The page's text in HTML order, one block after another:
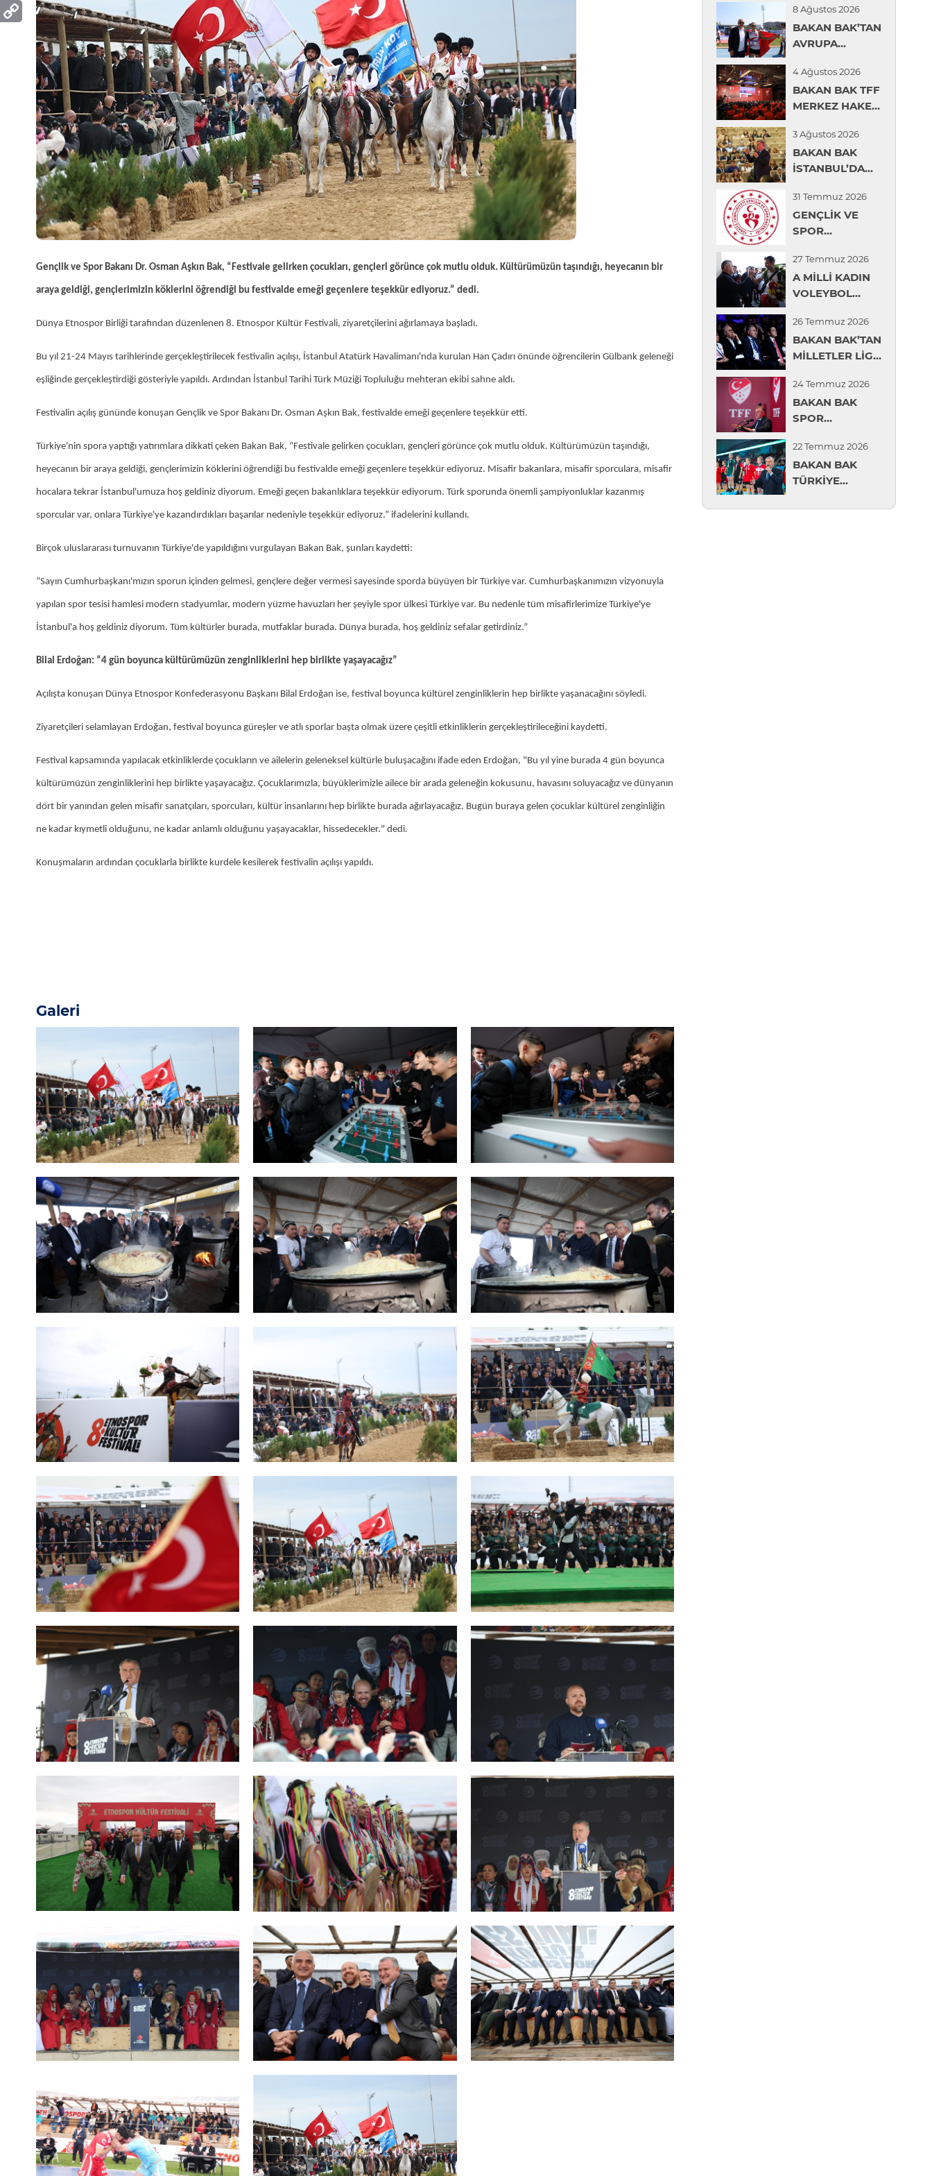
Gençlik ve Spor Bakanı Dr. Osman Aşkın Bak, “Festivale gelirken çocukları, gençleri görünce çok mutlu olduk. Kültürümüzün taşındığı, heyecanın bir
araya geldiği, gençlerimizin köklerini öğrendiği bu festivalde emeği geçenlere teşekkür ediyoruz.” dedi.
Dünya Etnospor Birliği tarafından düzenlenen 8. Etnospor Kültür Festivali, ziyaretçilerini ağırlamaya başladı.
Bu yıl 21-24 Mayıs tarihlerinde gerçekleştirilecek festivalin açılışı, İstanbul Atatürk Havalimanı'nda kurulan Han Çadırı önünde öğrencilerin Gülbank geleneği
eşliğinde gerçekleştirdiği gösteriyle yapıldı. Ardından İstanbul Tarihi Türk Müziği Topluluğu mehteran ekibi sahne aldı.
Festivalin açılış gününde konuşan Gençlik ve Spor Bakanı Dr. Osman Aşkın Bak, festivalde emeği geçenlere teşekkür etti.
Türkiye'nin spora yaptığı yatırımlara dikkati çeken Bakan Bak, “Festivale gelirken çocukları, gençleri görünce çok mutlu olduk. Kültürümüzün taşındığı,
heyecanın bir araya geldiği, gençlerimizin köklerini öğrendiği bu festivalde emeği geçenlere teşekkür ediyoruz. Misafir bakanlara, misafir sporculara, misafir
hocalara tekrar İstanbul'umuza hoş geldiniz diyorum. Emeği geçen bakanlıklara teşekkür ediyorum. Türk sporunda önemli şampiyonluklar kazanmış
sporcular var, onlara Türkiye'ye kazandırdıkları başarılar nedeniyle teşekkür ediyoruz.” ifadelerini kullandı.
Birçok uluslararası turnuvanın Türkiye'de yapıldığını vurgulayan Bakan Bak, şunları kaydetti:
“Sayın Cumhurbaşkanı'mızın sporun içinden gelmesi, gençlere değer vermesi sayesinde sporda büyüyen bir Türkiye var. Cumhurbaşkanımızın vizyonuyla
yapılan spor tesisi hamlesi modern stadyumlar, modern yüzme havuzları her şeyiyle spor ülkesi Türkiye var. Bu nedenle tüm misafirlerimize Türkiye'ye
İstanbul'a hoş geldiniz diyorum. Tüm kültürler burada, mutfaklar burada. Dünya burada, hoş geldiniz sefalar getirdiniz.”
Bilal Erdoğan: “4 gün boyunca kültürümüzün zenginliklerini hep birlikte yaşayacağız”
Açılışta konuşan Dünya Etnospor Konfederasyonu Başkanı Bilal Erdoğan ise, festival boyunca kültürel zenginliklerin hep birlikte yaşanacağını söyledi.
Ziyaretçileri selamlayan Erdoğan, festival boyunca güreşler ve atlı sporlar başta olmak üzere çeşitli etkinliklerin gerçekleştirileceğini kaydetti.
Festival kapsamında yapılacak etkinliklerde çocukların ve ailelerin geleneksel kültürle buluşacağını ifade eden Erdoğan, "Bu yıl yine burada 4 gün boyunca
kültürümüzün zenginliklerini hep birlikte yaşayacağız. Çocuklarımızla, büyüklerimizle ailece bir arada geleneğin kokusunu, havasını soluyacağız ve dünyanın
dört bir yanından gelen misafir sanatçıları, sporcuları, kültür insanlarını hep birlikte burada ağırlayacağız. Bugün buraya gelen çocuklar kültürel zenginliğin
ne kadar kıymetli olduğunu, ne kadar anlamlı olduğunu yaşayacaklar, hissedecekler." dedi.
Konuşmaların ardından çocuklarla birlikte kurdele kesilerek festivalin açılışı yapıldı.
Galeri
8 Ağustos 2026
BAKAN BAK’TAN
AVRUPA
İLKE ÖZYÜKSEL
MİHRİOĞLU
İÇİN TEBRİK
4 Ağustos 2026
BAKAN BAK TFF
MERKEZ HAKEM
SEMİNERİNDE
KONUŞTU
3 Ağustos 2026
BAKAN BAK
İSTANBUL’DA
BİR ARAYA
GELDİ
31 Temmuz 2026
GENÇLİK VE
SPOR
GENÇLERİN
ÜNİVERSİTE
TERCİHLERİNDE
REHBERLİK
DESTEĞİ
27 Temmuz 2026
A MİLLİ KADIN
VOLEYBOL
KARŞILAMA
TÖRENİ
DÜZENLENDİ
26 Temmuz 2026
BAKAN BAK’TAN
MİLLETLER LİGİ
MİLLİ KADIN
VOLEYBOL
TAKIMI’NA
24 Temmuz 2026
BAKAN BAK
SPOR
DEĞERLENDİRME
TOPLANTISI'NDA
KONUŞTU
22 Temmuz 2026
BAKAN BAK
TÜRKİYE
GÜREŞ